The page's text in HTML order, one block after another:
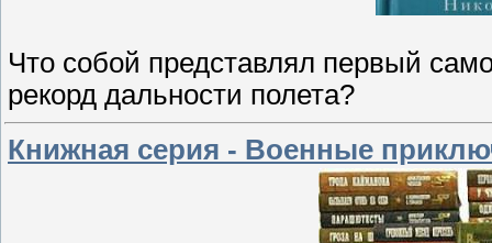
Что собой представлял первый
рекорд дальности полета?
Книжная серия - Военные